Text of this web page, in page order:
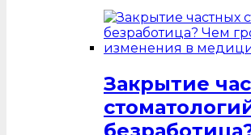
Закрытие